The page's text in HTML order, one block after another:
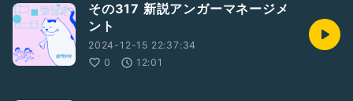
その317 新説アンガーマネージメ
ント
2024-12-15 22:37:34
0
12:01